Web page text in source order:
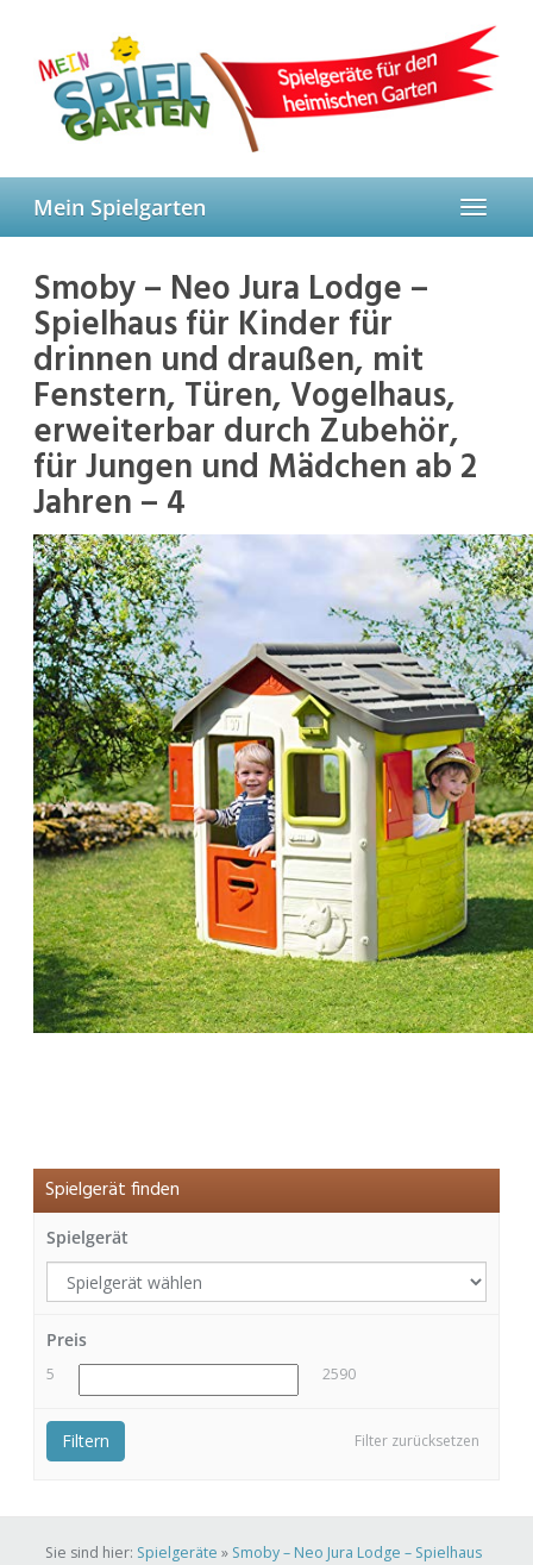
content
Toggle
Mein Spielgarten
Smoby – Neo Jura Lodge –
Spielhaus für Kinder für
drinnen und draußen, mit
Fenstern, Türen, Vogelhaus,
erweiterbar durch Zubehör,
für Jungen und Mädchen ab 2
Jahren – 4
Spielgerät finden
Spielgerät
Preis
5 2590
Filter zurücksetzen
Filtern
Sie sind hier: Spielgeräte » Smoby – Neo Jura Lodge – Spielhaus